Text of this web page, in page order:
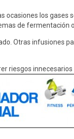
los
de fermentación
Otras infusiones
riesgos